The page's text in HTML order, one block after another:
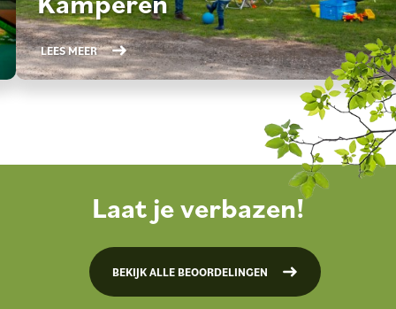
LEES MEER
Laat je verbazen!
BEKIJK ALLE BEOORDELINGEN